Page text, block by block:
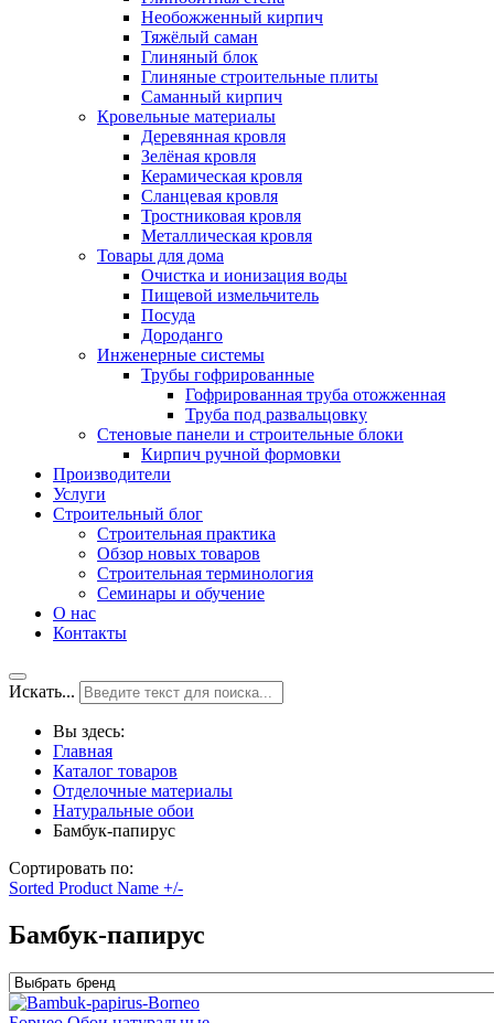
Необожженный кирпич
Тяжёлый саман
Глиняный блок
Глиняные строительные плиты
Саманный кирпич
Кровельные материалы
Деревянная кровля
Зелёная кровля
Керамическая кровля
Сланцевая кровля
Тростниковая кровля
Металлическая кровля
Товары для дома
Очистка и ионизация воды
Пищевой измельчитель
Посуда
Дороданго
Инженерные системы
Трубы гофрированные
Гофрированная труба отожженная
Труба под развальцовку
Стеновые панели и строительные блоки
Кирпич ручной формовки
Производители
Услуги
Строительный блог
Строительная практика
Обзор новых товаров
Строительная терминология
Семинары и обучение
О нас
Контакты
Искать...
Вы здесь:
Главная
Каталог товаров
Отделочные материалы
Натуральные обои
Бамбук-папирус
Сортировать по:
Sorted Product Name +/-
Бамбук-папирус